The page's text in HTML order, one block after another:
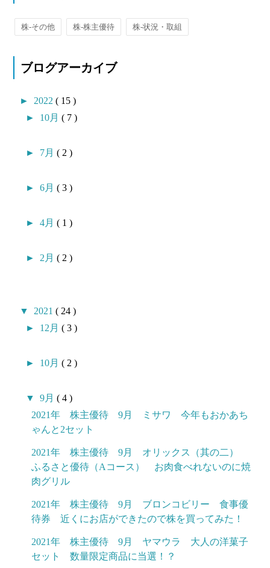
株-その他 株-株主優待 株-状況・取組
ブログアーカイブ
► 2022( 15 )
► 10月( 7 )
► 7月( 2 )
►6月( 3 )
►4月( 1 )
► 2月( 2 )
▼ 2021( 24 )
► 12月( 3 )
► 10月( 2 )
▼9月( 4 )
2021年 株主優待 9月 ミサワ 今年もおかあち
ゃんと2セット
2021年 株主優待 9月 オリックス（其の二）
ふるさと優待（Aコース） お肉食べれないのに焼
肉グリル
2021年 株主優待 9月 ブロンコビリー 食事優
待券 近くにお店ができたので株を買ってみた！
2021年 株主優待 9月 ヤマウラ 大人の洋菓子
セット 数量限定商品に当選！？